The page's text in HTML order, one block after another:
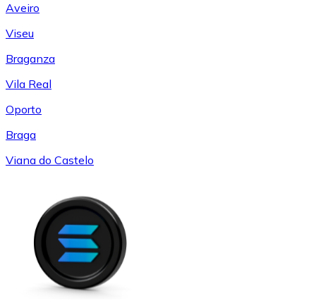
Aveiro
Viseu
Braganza
Vila Real
Oporto
Braga
Viana do Castelo